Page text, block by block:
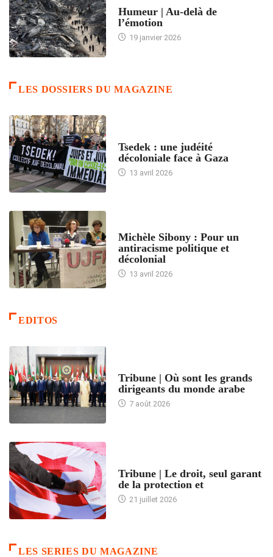
Humeur | Au-delà de
l’émotion
19 janvier 2026
LES DOSSIERS DU MAGAZINE
Tsedek : une judéité
décoloniale face à Gaza
13 avril 2026
Michèle Sibony : Pour un
antiracisme politique et
décolonial
13 avril 2026
EDITOS
Tribune | Où sont les grands
dirigeants du monde arabe
7 août 2026
Tribune | Le droit, seul garant
de la protection et
21 juillet 2026
LES SERIES DU MAGAZINE